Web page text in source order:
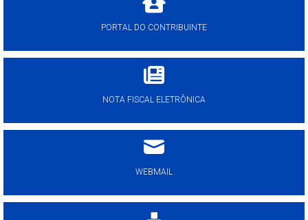
PORTAL DO CONTRIBUINTE
NOTA FISCAL ELETRÔNICA
WEBMAIL